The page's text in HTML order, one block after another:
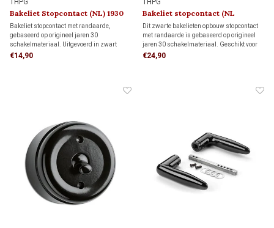
THPG
Bakeliet Stopcontact (NL) 1930
Bakeliet stopcontact met randaarde,
gebaseerd op origineel jaren 30
schakelmateriaal. Uitgevoerd in zwart
bakeliet en geschikt voor standaard
€14,90
THPG
Bakeliet stopcontact (NL
kindveilig) 1930
Dit zwarte bakelieten opbouw stopcontact
met randaarde is gebaseerd op origineel
jaren 30 schakelmateriaal. Geschikt voor
bedrading via de achterzijde (wandinvoer)
€24,90